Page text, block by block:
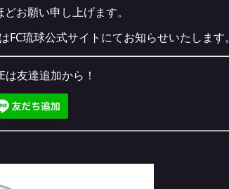
お願い申し上げます。
琉球公式サイトにてお知らせいたします。
は友達追加から！